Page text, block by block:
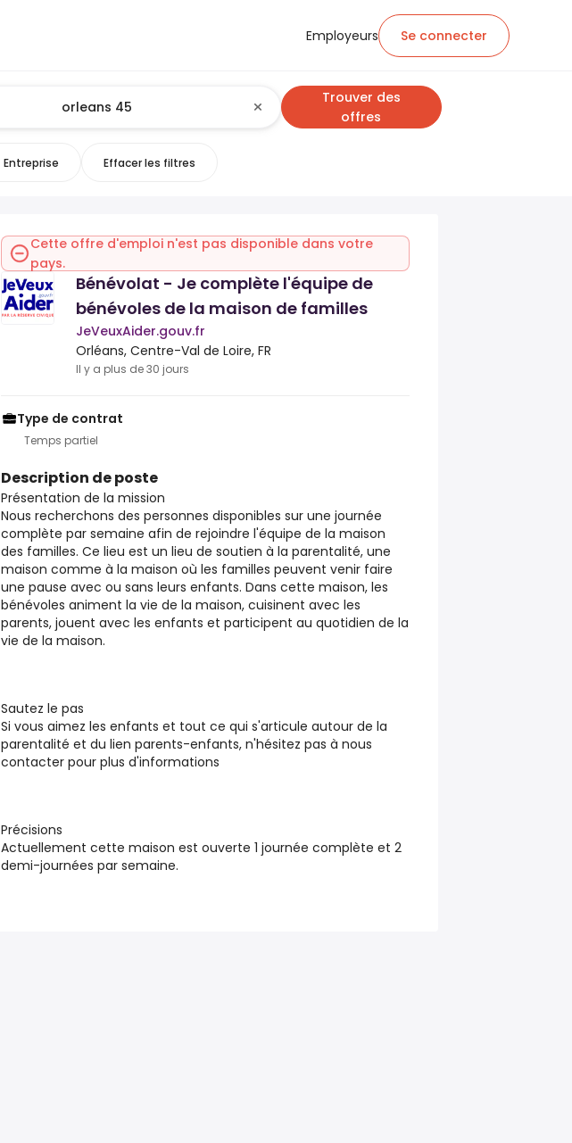
Employeurs Se connecter
Trouver des
offres
Entreprise Effacer les filtres
Cette offre d'emploi n'est pas disponible dans votre
pays.
Bénévolat - Je complète l'équipe de
bénévoles de la maison de familles
JeVeuxAider.gouv.fr
Orléans, Centre-Val de Loire, FR
Il y a plus de 30 jours
Type de contrat
Temps partiel
Description de poste
Présentation de la mission
Nous recherchons des personnes disponibles sur une journée
complète par semaine afin de rejoindre l'équipe de la maison
des familles. Ce lieu est un lieu de soutien à la parentalité, une
maison comme à la maison où les familles peuvent venir faire
une pause avec ou sans leurs enfants. Dans cette maison, les
bénévoles animent la vie de la maison, cuisinent avec les
parents, jouent avec les enfants et participent au quotidien de la
vie de la maison.
Sautez le pas
Si vous aimez les enfants et tout ce qui s'articule autour de la
parentalité et du lien parents-enfants, n'hésitez pas à nous
contacter pour plus d'informations
Précisions
Actuellement cette maison est ouverte 1 journée complète et 2
demi-journées par semaine.